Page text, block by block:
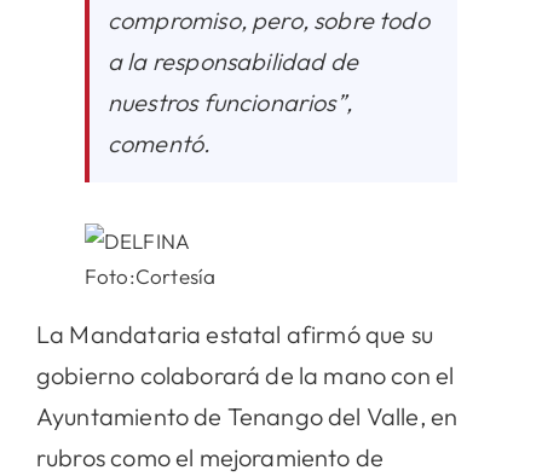
compromiso, pero, sobre todo
a la responsabilidad de
nuestros funcionarios”,
comentó.
Foto:Cortesía
La Mandataria estatal afirmó que su
gobierno colaborará de la mano con el
Ayuntamiento de Tenango del Valle, en
rubros como el mejoramiento de